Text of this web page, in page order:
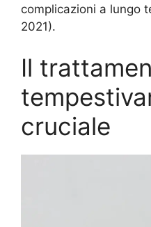
complicazioni a lungo
2021).
Il
cruciale